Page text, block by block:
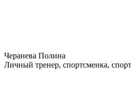
Черанева Полина
Личный тренер, спортсменка,